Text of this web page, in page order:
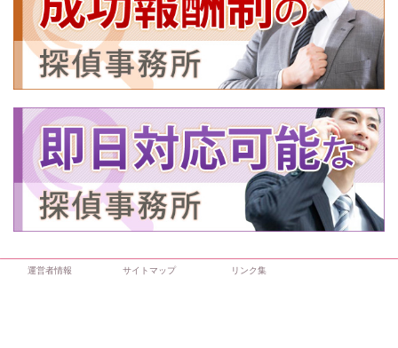
運営者情報 サイトマップ リンク集